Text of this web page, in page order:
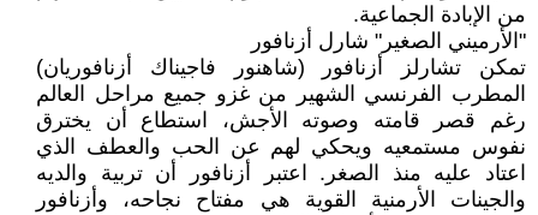
من الإبادة الجماعية.
"الأرميني الصغير" شارل أزنافور
تمكن تشارلز أزنافور (شاهنور فاجيناك أزنافوريان)
المطرب الفرنسي الشهير من غزو جميع مراحل العالم
رغم قصر قامته وصوته الأجش، استطاع أن يخترق
نفوس مستمعيه ويحكي لهم عن الحب والعطف الذي
اعتاد عليه منذ الصغر. اعتبر أزنافور أن تربية والديه
والجينات الأرمنية القوية هي مفتاح نجاحه، وأزنافور